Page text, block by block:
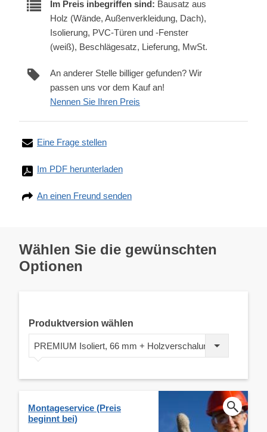
Im Preis inbegriffen sind: Bausatz aus
Holz (Wände, Außenverkleidung, Dach),
Isolierung, PVC-Türen und -Fenster
(weiß), Beschlägesatz, Lieferung, MwSt.
An anderer Stelle billiger gefunden? Wir
passen uns vor dem Kauf an!
Nennen Sie Ihren Preis
Eine Frage stellen
Im PDF herunterladen
An einen Freund senden
Wählen Sie die gewünschten
Optionen
Produktversion wählen
PREMIUM Isoliert, 66 mm + Holzverschalung
Montageservice (Preis
beginnt bei)